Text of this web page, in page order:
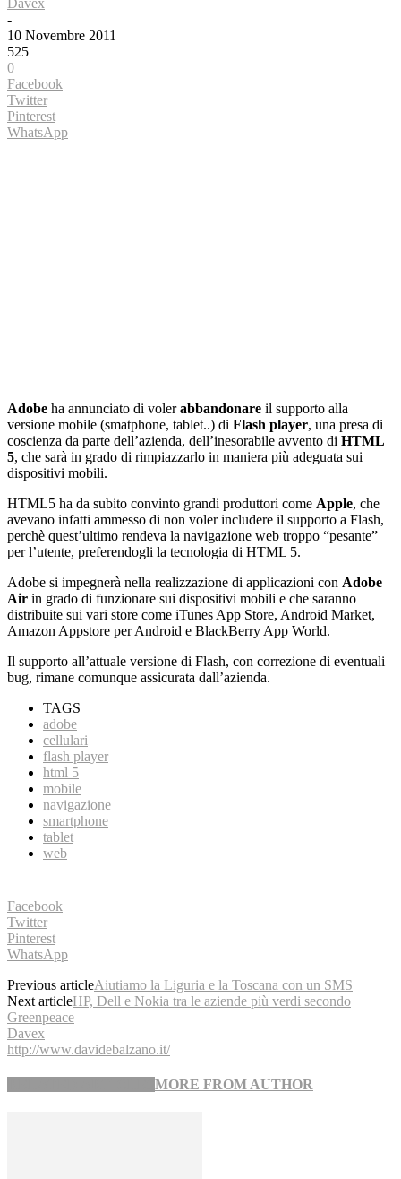
-
10 Novembre 2011
525
0
Facebook
Twitter
Pinterest
WhatsApp
Adobe ha annunciato di volerabbandonare il supporto alla
versione mobile (smatphone, tablet..) di Flash player, una presa di
coscienza da parte dell’azienda, dell’inesorabile avvento di HTML
5, che sarà in grado di rimpiazzarlo in maniera più adeguata sui
dispositivi mobili.
HTML5 ha da subito convinto grandi produttori come Apple, che
avevano infatti ammesso di non voler includere il supporto a Flash,
perchè quest’ultimo rendeva la navigazione web troppo “pesante”
per l’utente, preferendogli la tecnologia di HTML 5.
Adobe si impegnerà nella realizzazione di applicazioni con Adobe
Air in grado di funzionare sui dispositivi mobili e che saranno
distribuite sui vari store come iTunes App Store, Android Market,
Amazon Appstore per Android e BlackBerry App World.
Il supporto all’attuale versione di Flash, con correzione di eventuali
bug, rimane comunque assicurata dall’azienda.
TAGS
adobe
cellulari
flash player
html 5
mobile
navigazione
smartphone
tablet
web
Facebook
Twitter
Pinterest
WhatsApp
Previous articleAiutiamo la Liguria e la Toscana con un SMS
Next articleHP, Dell e Nokia tra le aziende più verdi secondo
Greenpeace
Davex
http://www.davidebalzano.it/
MORE FROM AUTHOR